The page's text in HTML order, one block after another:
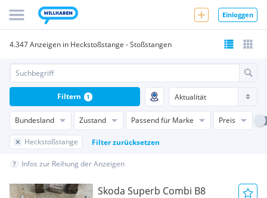
Einloggen
4.347 Anzeigen in Heckstoßstange - Stoßstangen
Bundesland Zustand Passend für Marke Preis
Heckstoßstange Filter zurücksetzen
Filtern 1
Infos zur Reihung der Anzeigen
Skoda Superb Combi B8